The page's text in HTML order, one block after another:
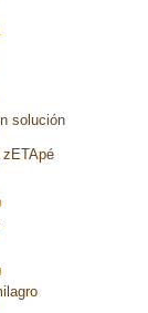
solución
zETApé